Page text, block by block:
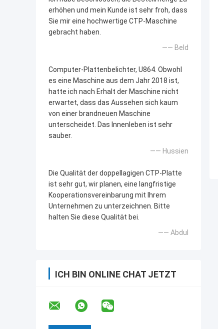
erhöhen und mein Kunde ist sehr froh, dass
Sie mir eine hochwertige CTP-Maschine
gebracht haben.
—— Beld
Computer-Plattenbelichter, U864. Obwohl
es eine Maschine aus dem Jahr 2018 ist,
hatte ich nach Erhalt der Maschine nicht
erwartet, dass das Aussehen sich kaum
von einer brandneuen Maschine
unterscheidet. Das Innenleben ist sehr
sauber.
—— Hussien
Die Qualität der doppellagigen CTP-Platte
ist sehr gut, wir planen, eine langfristige
Kooperationsvereinbarung mit Ihrem
Unternehmen zu unterzeichnen. Bitte
halten Sie diese Qualität bei.
—— Abdul
ICH BIN ONLINE CHAT JETZT